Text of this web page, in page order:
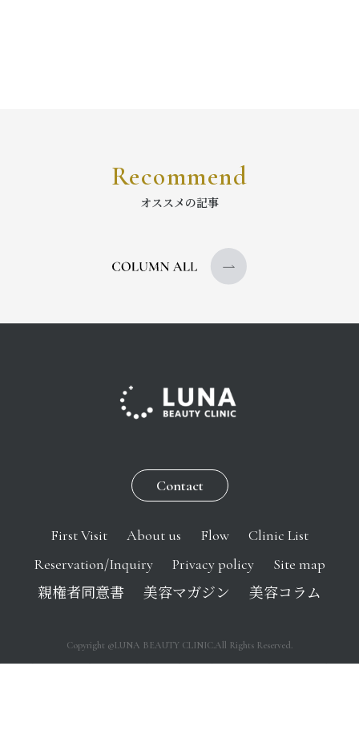
Recommend
オススメの記事
Contact
First Visit About us Flow
Clinic List
Reservation/Inquiry
Privacy policy
Site map
親権者同意書
美容マガジン 美容コラム
Copyright ©LUNA BEAUTY CLINIC.All Rights Reserved.